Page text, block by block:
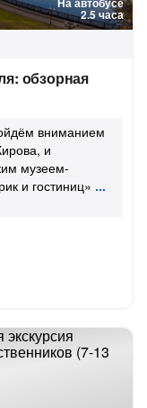
2.5 часа
обзорная
вниманием
и
музеем-
и гостиниц»